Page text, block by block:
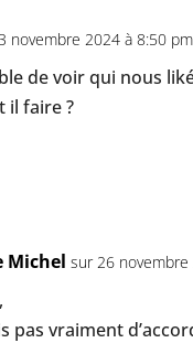
novembre 2024 à 8:50 pm
de voir qui nous
il faire ?
Michel sur 26
pas vraiment